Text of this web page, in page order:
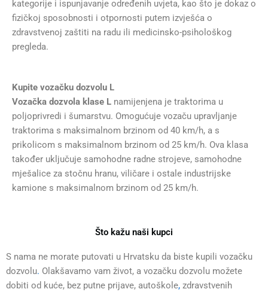
kategorije i ispunjavanje određenih uvjeta, kao što je dokaz o
fizičkoj sposobnosti i otpornosti putem izvješća o
zdravstvenoj zaštiti na radu ili medicinsko-psihološkog
pregleda.
Kupite vozačku dozvolu L
Vozačka dozvola klase L namijenjena je traktorima u
poljoprivredi i šumarstvu. Omogućuje vozaču upravljanje
traktorima s maksimalnom brzinom od 40 km/h, a s
prikolicom s maksimalnom brzinom od 25 km/h. Ova klasa
također uključuje samohodne radne strojeve, samohodne
mješalice za stočnu hranu, viličare i ostale industrijske
kamione s maksimalnom brzinom od 25 km/h.
Što kažu naši kupci
S nama ne morate putovati u Hrvatsku da biste kupili vozačku
dozvolu. Olakšavamo vam život, a vozačku dozvolu možete
dobiti od kuće, bez putne prijave, autoškole, zdravstvenih